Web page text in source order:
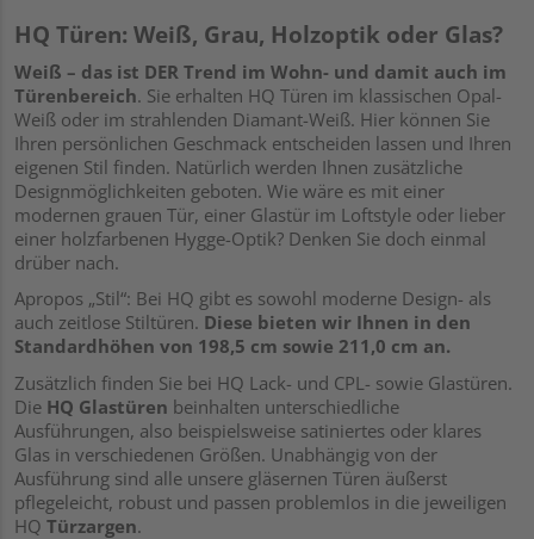
HQ Türen: Weiß, Grau, Holzoptik oder Glas?
Weiß – das ist DER Trend im Wohn- und damit auch im
Türenbereich. Sie erhalten HQ Türen im klassischen Opal-
Weiß oder im strahlenden Diamant-Weiß. Hier können Sie
Ihren persönlichen Geschmack entscheiden lassen und Ihren
eigenen Stil finden. Natürlich werden Ihnen zusätzliche
Designmöglichkeiten geboten. Wie wäre es mit einer
modernen grauen Tür, einer Glastür im Loftstyle oder lieber
einer holzfarbenen Hygge-Optik? Denken Sie doch einmal
drüber nach.
Apropos „Stil“: Bei HQ gibt es sowohl moderne Design- als
auch zeitlose Stiltüren. Diese bieten wir Ihnen in den
Standardhöhen von 198,5 cm sowie 211,0 cm an.
Zusätzlich finden Sie bei HQ Lack- und CPL- sowie Glastüren.
Die HQ Glastüren beinhalten unterschiedliche
Ausführungen, also beispielsweise satiniertes oder klares
Glas in verschiedenen Größen. Unabhängig von der
Ausführung sind alle unsere gläsernen Türen äußerst
pflegeleicht, robust und passen problemlos in die jeweiligen
HQ Türzargen.